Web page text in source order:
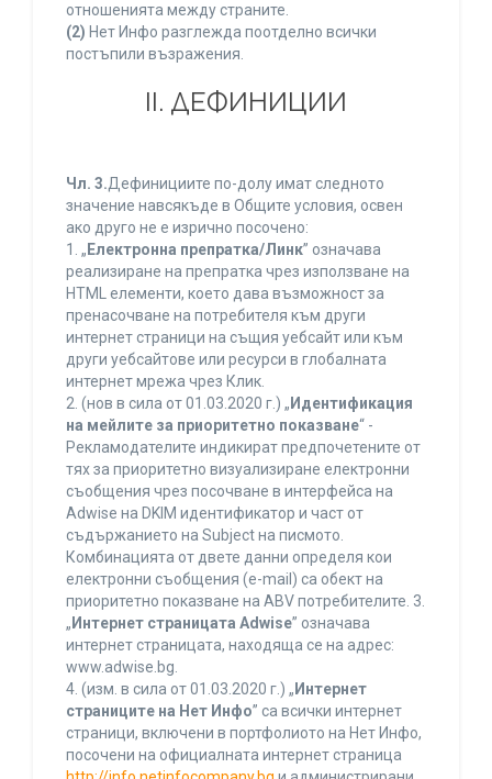
отношенията между страните.
(2) Нет Инфо разглежда поотделно всички
постъпили възражения.
ІІ. ДЕФИНИЦИИ
Чл. 3.Дефинициите по-долу имат следното
значение навсякъде в Общите условия, освен
ако друго не е изрично посочено:
1. „ Електронна препратка/Линк” означава
реализиране на препратка чрез използване на
HTML елементи, което дава възможност за
пренасочване на потребителя към други
интернет страници на същия уебсайт или към
други уебсайтове или ресурси в глобалната
интернет мрежа чрез Клик.
2. (нов в сила от 01.03.2020 г.) „ Идентификация
на мейлите за приоритетно показване“ -
Рекламодателите индикират предпочетените от
тях за приоритетно визуализиране електронни
съобщения чрез посочване в интерфейса на
Adwise на DKIM идентификатор и част от
съдържанието на Subject на писмото.
Комбинацията от двете данни определя кои
електронни съобщения (e-mail) са обект на
приоритетно показване на ABV потребителите. 3.
„ Интернет страницата Adwise” означава
интернет страницата, находяща се на адрес:
www.adwise.bg.
4. (изм. в сила от 01.03.2020 г.) „ Интернет
страниците на Нет Инфо” са всички интернет
страници, включени в портфолиото на Нет Инфо,
посочени на официалната интернет страница